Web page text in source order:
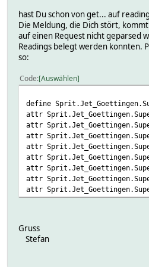
SuperE5 01
Readingoutdated:
Readingsubnum:
Status
SuperE5
Status
SuperE5
Sslargs:
Attributes:
alias Star - Bad Sachsa -
get01JSON station_e5
get01Name SuperE5
get01Poll 1
get01PollDelay 900
get02JSON station_isOpen
get02Name Status
get02Poll 1
room Spritpreise
stateFormat SuperE5
hast Du schon von get... auf
Die Meldung, die Dich stört,
auf einen Request nicht geparsed
Readings belegt werden konnten.
so:
Code Auswählen
define
attr
attr
attr
attr
attr
attr
attr
attr
Gruss
Stefan